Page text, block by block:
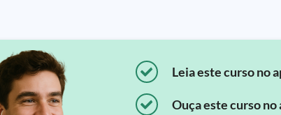
Leia este curso no
Ouça este curso